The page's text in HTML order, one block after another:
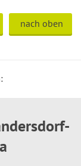
nach oben